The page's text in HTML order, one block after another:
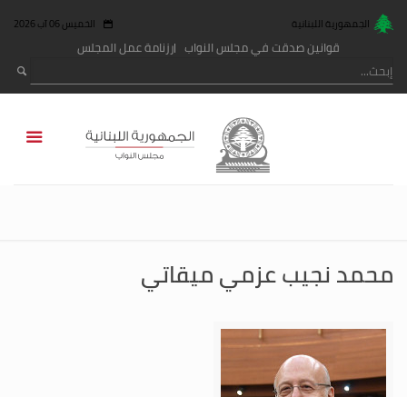
الجمهورية اللبنانية الخميس 06 آب 2026
قوانين صدقت في مجلس النواب رزنامة عمل المجلس
محمد نجيب عزمي ميقاتي